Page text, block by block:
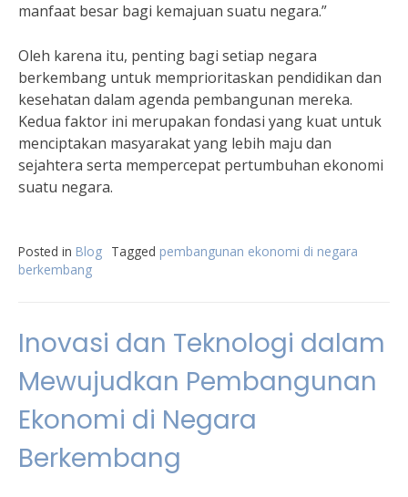
manfaat besar bagi kemajuan suatu negara.”
Oleh karena itu, penting bagi setiap negara
berkembang untuk memprioritaskan pendidikan dan
kesehatan dalam agenda pembangunan mereka.
Kedua faktor ini merupakan fondasi yang kuat untuk
menciptakan masyarakat yang lebih maju dan
sejahtera serta mempercepat pertumbuhan ekonomi
suatu negara.
Posted in Blog Tagged pembangunan ekonomi di negara
berkembang
Inovasi dan Teknologi dalam
Mewujudkan Pembangunan
Ekonomi di Negara
Berkembang